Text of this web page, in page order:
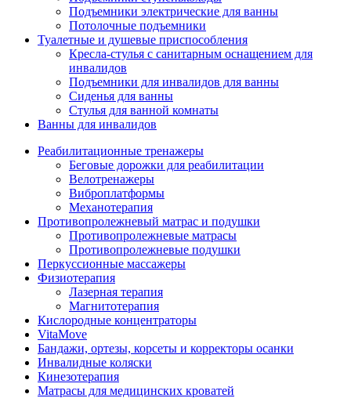
Подъемники электрические для ванны
Потолочные подъемники
Туалетные и душевые приспособления
Кресла-стулья с санитарным оснащением для
инвалидов
Подъемники для инвалидов для ванны
Сиденья для ванны
Стулья для ванной комнаты
Ванны для инвалидов
Реабилитационные тренажеры
Беговые дорожки для реабилитации
Велотренажеры
Виброплатформы
Механотерапия
Противопролежневый матрас и подушки
Противопролежневые матрасы
Противопролежневые подушки
Перкуссионные массажеры
Физиотерапия
Лазерная терапия
Магнитотерапия
Кислородные концентраторы
VitaMove
Бандажи, ортезы, корсеты и корректоры осанки
Инвалидные коляски
Кинезотерапия
Матрасы для медицинских кроватей